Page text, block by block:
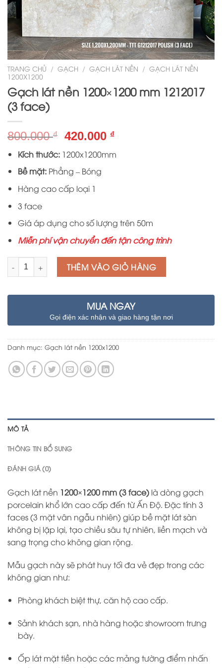
TRANG CHỦ / GẠCH / GẠCH LÁT NỀN / GẠCH LÁT NỀN
1200X1200
Gạch lát nền 1200×1200 mm 1212017
(3 face)
800.000₫
Giá
là:
800.000 ₫.
420.000 ₫Giá
tại
Kích thước:1200x1200mm
Bề mặt:Phẳng – Bóng
Hàng cao cấp loại 1
3 face
Giá áp dụng cho số lượng trên 50m
Miễn phí vận chuyển đến tận công trình
Số lượng THÊM VÀO GIỎ HÀNG
MUA NGAY
Gọi điện xác nhận và giao hàng tận nơi
Danh mục: Gạch lát nền 1200x1200
MÔ TẢ
THÔNG TIN BỔ SUNG
ĐÁNH GIÁ (0)
Gạch lát nền 1200×1200 mm (3 face) là dòng gạch
porcelain khổ lớn cao cấp đến từ Ấn Độ. Đặc tính 3
faces (3 mặt vân ngẫu nhiên) giúp bề mặt lát sàn
không bị lặp lại, tạo chiều sâu tự nhiên, liền mạch và
sang trọng cho không gian rộng.
Mẫu gạch này sẽ phát huy tối đa vẻ đẹp trong các
không gian như:
Phòng khách biệt thự, căn hộ cao cấp.
Sảnh khách sạn, nhà hàng hoặc showroom trưng
bày.
Ốp lát mặt tiền hoặc các mảng tường điểm nhấn